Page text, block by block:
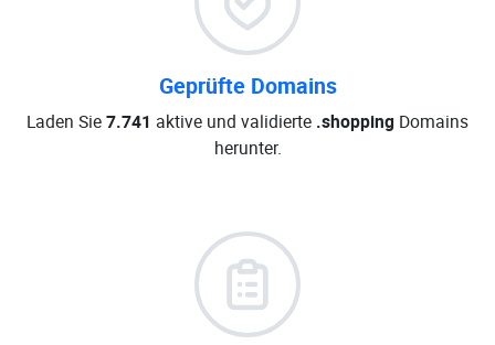
Geprüfte Domains
Laden Sie7.741 aktive und validierte .shopping Domains
herunter.